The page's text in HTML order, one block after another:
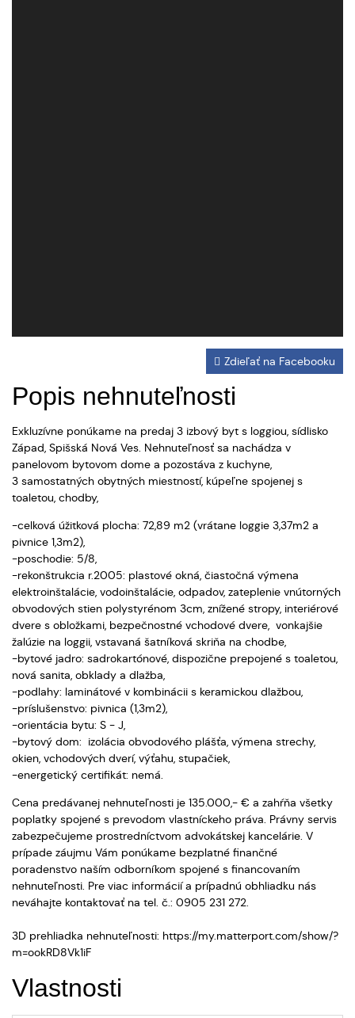
Popis nehnuteľnosti
Zdieľať na Facebooku
Exkluzívne ponúkame na predaj 3 izbový byt s loggiou, sídlisko
Západ, Spišská Nová Ves. Nehnuteľnosť sa nachádza v
panelovom bytovom dome a pozostáva z kuchyne,
3 samostatných obytných miestností, kúpeľne spojenej s
toaletou, chodby,
-celková úžitková plocha: 72,89 m2 (vrátane loggie 3,37m2 a
pivnice 1,3m2),
-poschodie: 5/8,
-rekonštrukcia r.2005: plastové okná, čiastočná výmena
elektroinštalácie, vodoinštalácie, odpadov, zateplenie vnútorných
obvodových stien polystyrénom 3cm, znížené stropy, interiérové
dvere s obložkami, bezpečnostné vchodové dvere, vonkajšie
žalúzie na loggii, vstavaná šatníková skriňa na chodbe,
-bytové jadro: sadrokartónové, dispozične prepojené s toaletou,
nová sanita, obklady a dlažba,
-podlahy: laminátové v kombinácii s keramickou dlažbou,
-príslušenstvo: pivnica (1,3m2),
-orientácia bytu: S - J,
-bytový dom: izolácia obvodového plášťa, výmena strechy,
okien, vchodových dverí, výťahu, stupačiek,
-energetický certifikát: nemá.
Cena predávanej nehnuteľnosti je 135.000,- € a zahŕňa všetky
poplatky spojené s prevodom vlastníckeho práva. Právny servis
zabezpečujeme prostredníctvom advokátskej kancelárie. V
prípade záujmu Vám ponúkame bezplatné finančné
poradenstvo naším odborníkom spojené s financovaním
nehnuteľnosti. Pre viac informácií a prípadnú obhliadku nás
neváhajte kontaktovať na tel. č.: 0905 231 272.
3D prehliadka nehnuteľnosti: https://my.matterport.com/show/?
m=ookRD8Vk1iF
Vlastnosti